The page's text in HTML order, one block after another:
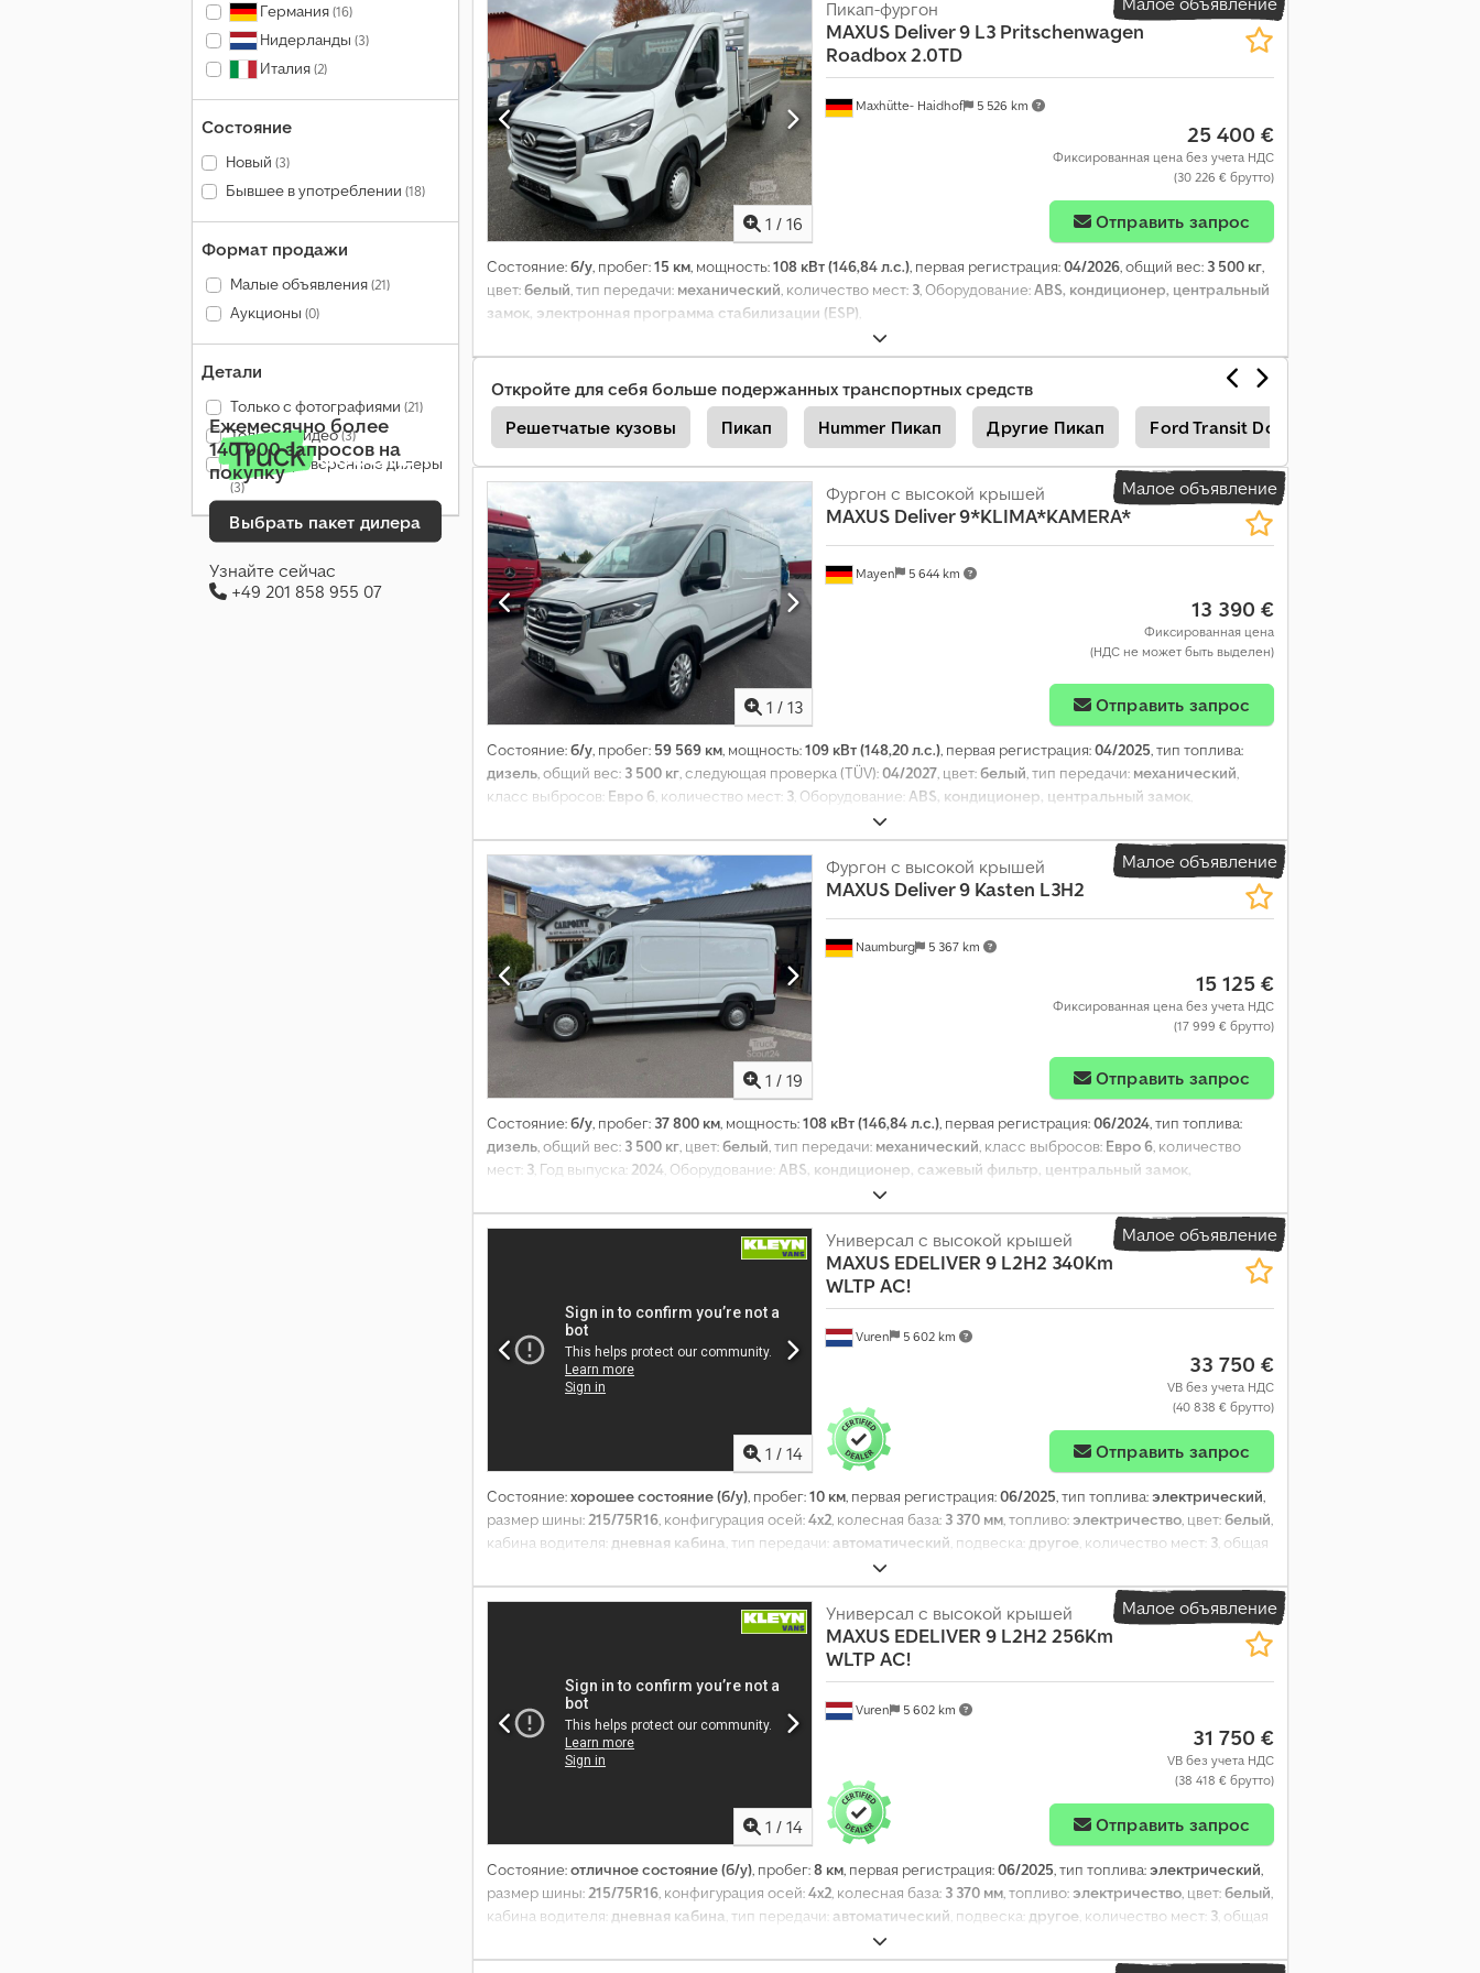
Германия(16)
Нидерланды (3)
Италия(2)
Состояние
Новый (3)
Бывшее в употреблении (18)
Формат продажи
Малые объявления(21)
Аукционы (0)
Детали
Только с фотографиями (21)
Только с видео(3)
Только проверенные дилеры
(3)
Ежемесячно более
140 000 запросов на
покупку
Выбрать пакет дилера
Узнайте сейчас
+49 201 858 955 07
з
д
а
т
л
ь
о
б
ъ
я
в
л
е
н
1 / 16
Maxhütte- Haidhof 5 526 km
Пикап-фургон
MAXUS Deliver 9 L3 Pritschenwagen
Roadbox 2.0TD
25 400 €
Фиксированная цена без учета НДС
(30 226 € брутто)
Отправить запрос
Состояние:б/у, пробег:15 км, мощность:108 кВт (146,84 л.с.), первая регистрация:04/2026, общий вес: 3 500 кг,
цвет:белый, тип передачи: механический, количество мест: 3, Оборудование:ABS, кондиционер, центральный
замок, электронная программа стабилизации (ESP),
Откройте для себя больше подержанных транспортных средств
Решетчатые кузовы
Пикап Hummer Пикап Другие Пикап Ford Transit Doka Грузовики
Автомобили Ford Transit Connect
Малое объявление
1 / 13
Mayen 5 644 km
Фургон с высокой крышей
MAXUS Deliver 9*KLIMA*KAMERA*
13 390 €
Фиксированная цена
(НДС не может быть выделен)
Отправить запрос
Состояние:б/у, пробег: 59 569 км, мощность:109 кВт (148,20 л.с.), первая регистрация:04/2025, тип топлива:
дизель, общий вес: 3 500 кг, следующая проверка (TÜV):04/2027, цвет:белый, тип передачи: механический,
класс выбросов: Евро 6, количество мест: 3, Оборудование: ABS, кондиционер, центральный замок,
Малое объявление
1 / 19
Naumburg 5 367 km
Фургон с высокой крышей
MAXUS Deliver 9 Kasten L3H2
15 125 €
Фиксированная цена без учета НДС
(17 999 € брутто)
Отправить запрос
Состояние:б/у, пробег: 37 800 км, мощность:108 кВт (146,84 л.с.), первая регистрация:06/2024, тип топлива:
дизель, общий вес: 3 500 кг, цвет:белый, тип передачи: механический, класс выбросов: Евро 6, количество
мест: 3, Год выпуска: 2024, Оборудование: ABS, кондиционер, сажевый фильтр, центральный замок,
Малое объявление
1 / 14
Vuren 5 602 km
Универсал с высокой крышей
MAXUS EDELIVER 9 L2H2 340Km
WLTP AC!
33 750 €
VB без учета НДС
(40 838 € брутто)
Отправить запрос
Состояние:хорошее состояние (б/у), пробег:10 км, первая регистрация:06/2025, тип топлива:электрический,
размер шины:215/75R16, конфигурация осей:4x2, колесная база: 3 370 мм, топливо: электричество, цвет:белый,
кабина водителя:дневная кабина, тип передачи: автоматический, подвеска:другое, количество мест: 3, общая
, общая высота:2 540 мм
пространства для загрузки:1 810 мм, высота грузового отсека:1 790 мм, Год выпуска:2025, Оборудование:ABS,
Apple CarPlay, Блютуз, кондиционер, круиз-контроль, система контроля тяги, центральный замок,
электрорегулировка стекол, электрорегулируемое зеркало,
Малое объявление
1 / 14
Vuren 5 602 km
Универсал с высокой крышей
MAXUS EDELIVER 9 L2H2 256Km
WLTP AC!
31 750 €
VB без учета НДС
(38 418 € брутто)
Отправить запрос
Состояние:отличное состояние (б/у), пробег:8 км, первая регистрация:06/2025, тип топлива:электрический,
размер шины:215/75R16, конфигурация осей:4x2, колесная база: 3 370 мм, топливо: электричество, цвет:белый,
кабина водителя:дневная кабина, тип передачи: автоматический, подвеска:другое, количество мест: 3, общая
, общая высота:2 540 мм
пространства для загрузки:1 810 мм, высота грузового отсека:1 790 мм, Год выпуска:2025, Оборудование:ABS,